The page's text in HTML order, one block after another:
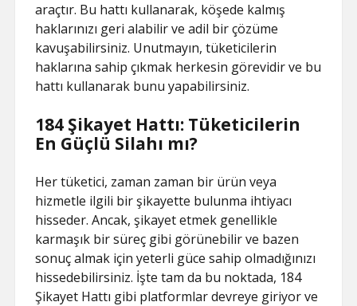
araçtır. Bu hattı kullanarak, köşede kalmış
haklarınızı geri alabilir ve adil bir çözüme
kavuşabilirsiniz. Unutmayın, tüketicilerin
haklarına sahip çıkmak herkesin görevidir ve bu
hattı kullanarak bunu yapabilirsiniz.
184 Şikayet Hattı: Tüketicilerin
En Güçlü Silahı mı?
Her tüketici, zaman zaman bir ürün veya
hizmetle ilgili bir şikayette bulunma ihtiyacı
hisseder. Ancak, şikayet etmek genellikle
karmaşık bir süreç gibi görünebilir ve bazen
sonuç almak için yeterli güce sahip olmadığınızı
hissedebilirsiniz. İşte tam da bu noktada, 184
Şikayet Hattı gibi platformlar devreye giriyor ve